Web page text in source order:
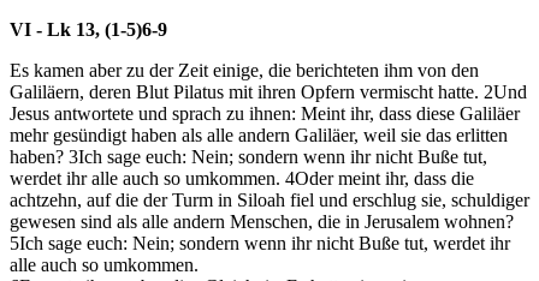
VI - Lk 13, (1-5)6-9
Es kamen aber zu der Zeit einige, die berichteten ihm von den
Galiläern, deren Blut Pilatus mit ihren Opfern vermischt hatte. 2Und
Jesus antwortete und sprach zu ihnen: Meint ihr, dass diese Galiläer
mehr gesündigt haben als alle andern Galiläer, weil sie das erlitten
haben? 3Ich sage euch: Nein; sondern wenn ihr nicht Buße tut,
werdet ihr alle auch so umkommen. 4Oder meint ihr, dass die
achtzehn, auf die der Turm in Siloah fiel und erschlug sie, schuldiger
gewesen sind als alle andern Menschen, die in Jerusalem wohnen?
5Ich sage euch: Nein; sondern wenn ihr nicht Buße tut, werdet ihr
alle auch so umkommen.